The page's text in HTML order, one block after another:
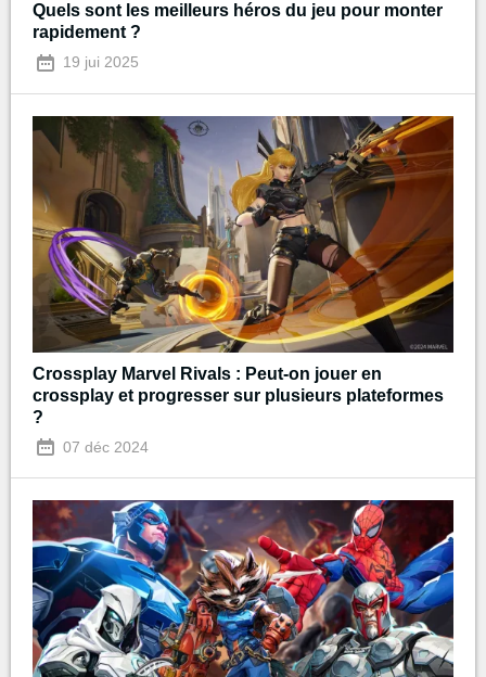
Quels sont les meilleurs héros du jeu pour monter
rapidement ?
19 jui 2025
Crossplay Marvel Rivals : Peut-on jouer en
crossplay et progresser sur plusieurs plateformes
?
07 déc 2024